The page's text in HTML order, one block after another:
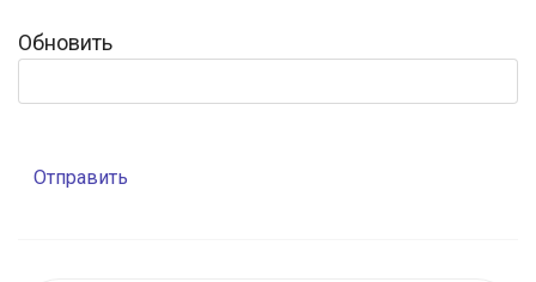
Обновить
Отправить